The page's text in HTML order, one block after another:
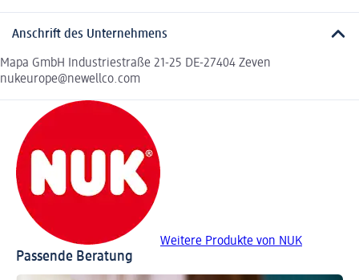
Anschrift des Unternehmens
Mapa GmbH Industriestraße 21-25 DE-27404 Zeven
nukeurope@newellco.com
Weitere Produkte von NUK
Passende Beratung